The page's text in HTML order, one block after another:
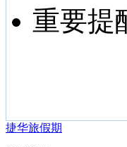
重要提
捷华旅假期